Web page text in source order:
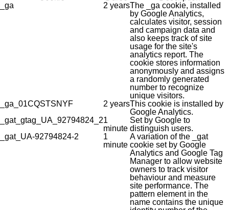
_ga
2 yearsThe _ga cookie, installed
by Google Analytics,
calculates visitor, session
and campaign data and
also keeps track of site
usage for the site's
analytics report. The
cookie stores information
anonymously and assigns
a randomly generated
number to recognize
unique visitors.
_ga_01CQSTSNYF
2 yearsThis cookie is installed by
Google Analytics.
_gat_gtag_UA_92794824_21
minute
Set by Google to
distinguish users.
_gat_UA-92794824-2
1
minute
A variation of the _gat
cookie set by Google
Analytics and Google Tag
Manager to allow website
owners to track visitor
behaviour and measure
site performance. The
pattern element in the
name contains the unique